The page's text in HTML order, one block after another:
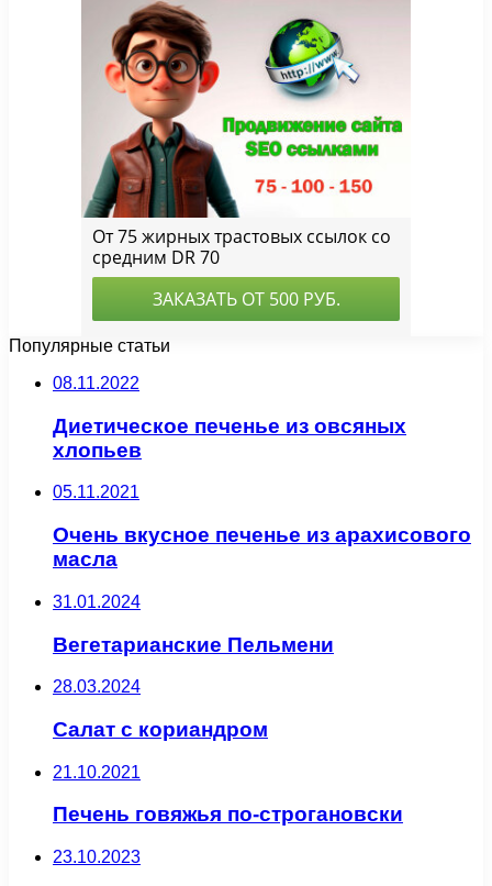
Популярные статьи
08.11.2022
Диетическое печенье из овсяных
хлопьев
05.11.2021
Очень вкусное печенье из арахисового
масла
31.01.2024
Вегетарианские Пельмени
28.03.2024
Салат с кориандром
21.10.2021
Печень говяжья по-строгановски
23.10.2023